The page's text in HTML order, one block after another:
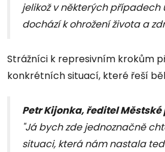
jelikož v některých případech
dochází k ohrožení života a
Strážníci k represivním krokům
konkrétních situací, které řeší
Petr Kijonka, ředitel
"Já bych zde jednoznačně
situaci, která nám nastala